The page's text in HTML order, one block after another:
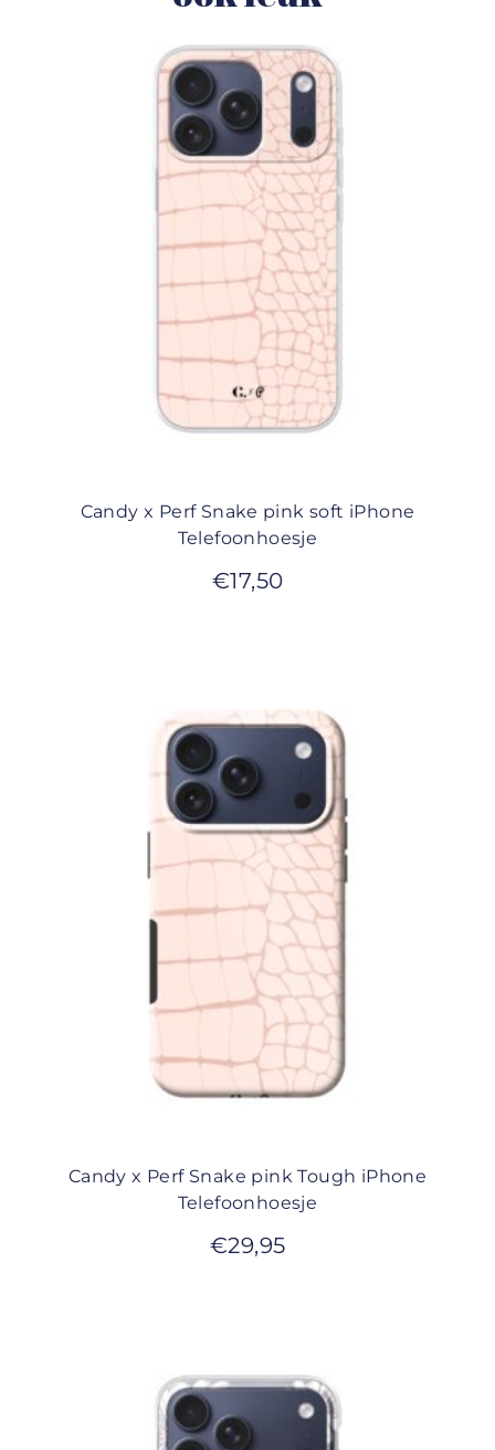
Candy x Perf Snake pink soft iPhone
Telefoonhoesje
€17,50
Candy x Perf Snake pink Tough iPhone
Telefoonhoesje
€29,95